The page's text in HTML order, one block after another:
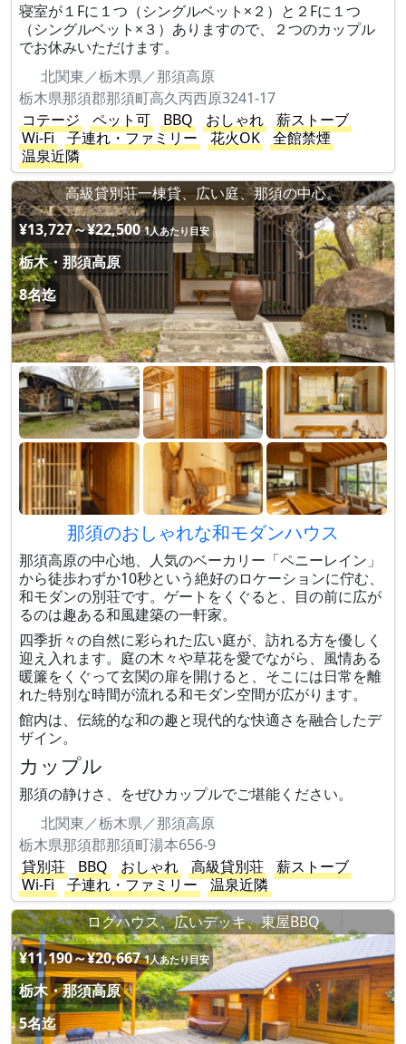
寝室が１Fに１つ（シングルベット×２）と２Fに１つ
（シングルベット×３）ありますので、２つのカップル
でお休みいただけます。
北関東／栃木県／那須高原
栃木県那須郡那須町高久丙西原3241-17
コテージ
ペット可 BBQ おしゃれ
薪ストーブ
Wi-Fi
子連れ・ファミリー 花火OK
全館禁煙
温泉近隣
高級貸別荘一棟貸、広い庭、那須の中心。
¥13,727～¥22,500 1人あたり目安
栃木・那須高原
8名迄
那須のおしゃれな和モダンハウス
那須高原の中心地、人気のベーカリー「ペニーレイン」
から徒歩わずか10秒という絶好のロケーションに佇む、
和モダンの別荘です。ゲートをくぐると、目の前に広が
るのは趣ある和風建築の一軒家。
四季折々の自然に彩られた広い庭が、訪れる方を優しく
迎え入れます。庭の木々や草花を愛でながら、風情ある
暖簾をくぐって玄関の扉を開けると、そこには日常を離
れた特別な時間が流れる和モダン空間が広がります。
館内は、伝統的な和の趣と現代的な快適さを融合したデ
ザイン。
カップル
那須の静けさ、をぜひカップルでご堪能ください。
北関東／栃木県／那須高原
栃木県那須郡那須町湯本656-9
貸別荘
BBQ おしゃれ 高級貸別荘
薪ストーブ
Wi-Fi
子連れ・ファミリー
温泉近隣
ログハウス、広いデッキ、東屋BBQ
¥11,190～¥20,667 1人あたり目安
栃木・那須高原
5名迄